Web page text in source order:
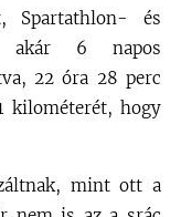
Spartathlon- és
akár 6 napos
22 óra 28 perc
kilométerét, hogy
mint ott a